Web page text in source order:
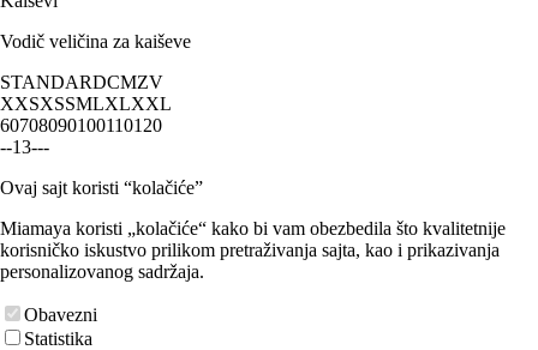
Vodič veličina za kaiševe
STANDARDCMZV
XXSXSSMLXLXXL
60708090100110120
--13---
Ovaj sajt koristi “kolačiće”
Miamaya koristi „kolačiće“ kako bi vam obezbedila što kvalitetnije
korisničko iskustvo prilikom pretraživanja sajta, kao i prikazivanja
personalizovanog sadržaja.
Obavezni
Statistika